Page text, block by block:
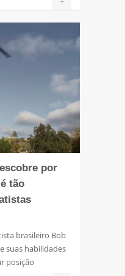
por
tão
brasileiro Bob
suas habilidades
posição